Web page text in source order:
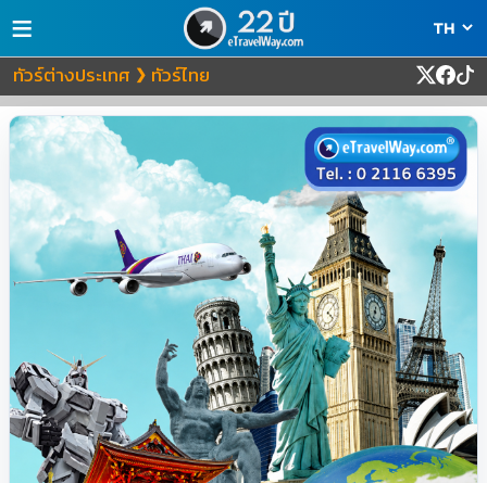
≡
ทัวร์ต่างประเทศ ❯ ทัวร์ไทย